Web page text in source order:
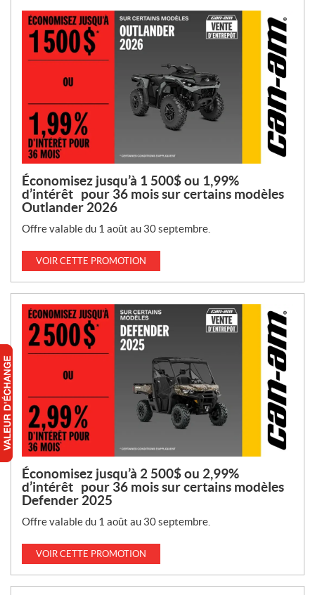
Économisez jusqu’à 1 500$ ou 1,99%
d’intérêt pour 36 mois sur certains modèles
Outlander 2026
Offre valable du 1 août au 30 septembre.
VOIR CETTE PROMOTION
Économisez jusqu’à 2 500$ ou 2,99%
d’intérêt pour 36 mois sur certains modèles
Defender 2025
Offre valable du 1 août au 30 septembre.
VOIR CETTE PROMOTION